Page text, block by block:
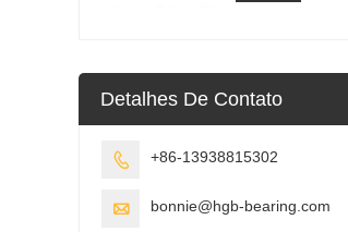
Detalhes De Contato
 +86-13938815302
 bonnie@hgb-bearing.com